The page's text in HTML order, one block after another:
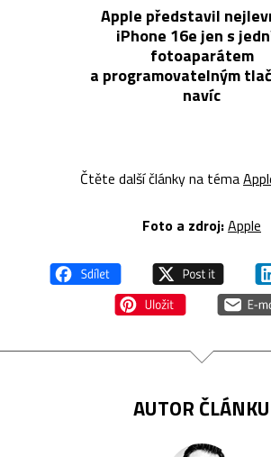
Apple představil
iPhone 16e jen s
fotoaparátem
a programovatelným
navíc
Čtěte další články na téma
Foto a zdroj:Apple
AUTOR ČLÁNKU